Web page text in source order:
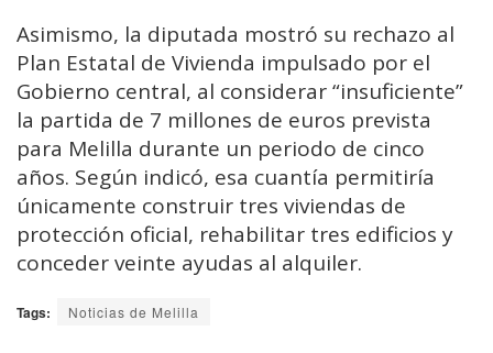
Asimismo, la diputada mostró su rechazo al
Plan Estatal de Vivienda impulsado por el
Gobierno central, al considerar “insuficiente”
la partida de 7 millones de euros prevista
para Melilla durante un periodo de cinco
años. Según indicó, esa cuantía permitiría
únicamente construir tres viviendas de
protección oficial, rehabilitar tres edificios y
conceder veinte ayudas al alquiler.
Tags: Noticias de Melilla